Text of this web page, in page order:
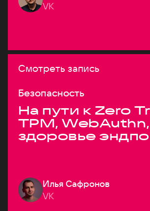
VK
Смотреть запись
Безопасность
На пути к Zero
TPM, WebAuthn,
здоровье
Илья Сафронов
VK